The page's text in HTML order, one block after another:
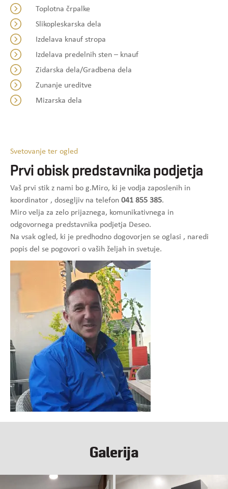
Toplotna črpalke
Slikopleskarska dela
Izdelava knauf stropa
Izdelava predelnih sten – knauf
Zidarska dela/Gradbena dela
Zunanje ureditve
Mizarska dela
Svetovanje ter ogled
Prvi obisk predstavnika podjetja
Vaš prvi stik z nami bo g.Miro, ki je vodja zaposlenih in
koordinator , dosegljiv na telefon 041 855 385.
Miro velja za zelo prijaznega, komunikativnega in
odgovornega predstavnika podjetja Deseo.
Na vsak ogled, ki je predhodno dogovorjen se oglasi , naredi
popis del se pogovori o vaših željah in svetuje.
Galerija